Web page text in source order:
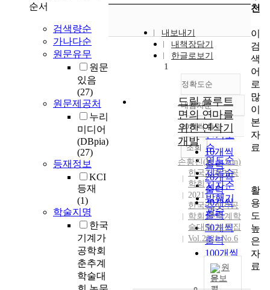
순서
검색량순
가나다순
원문유무
원문
있음
(27)
원문제공처
누리
미디어
(DBpia)
(27)
등재정보
KCI
등재
(1)
학술지명
한국
기계가
공학회
춘추계
학술대
내보내기
내책장담기
한글로보기
정확도순
정확도
순
인기도
순
연도순
제목순
저자순
발행기
관순
내림차순
내림차순
10개씩 출력
10개씩
출력
20개씩
출력
30개씩
출력
50개씩
출력
100개씩
출력
조회
1
드릴 플루트
면의 연마를
위한 연삭기
개발
손황진(H. J. Son)
한국기계가공
학회
2021
한국기계가공
학회 춘추계학
술대회 논문집
Vol.2021 No.6
원
문보
천
이
검
색
어
로
많
이
본
자
료
활
용
도
높
은
자
료